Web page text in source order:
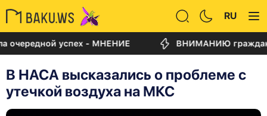
RU
успех - МНЕНИЕ ВНИМАНИЮ граждан: в
В НАСА высказались о проблеме с
утечкой воздуха на МКС